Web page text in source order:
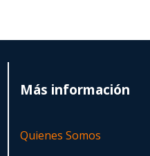
Más información
Quienes Somos